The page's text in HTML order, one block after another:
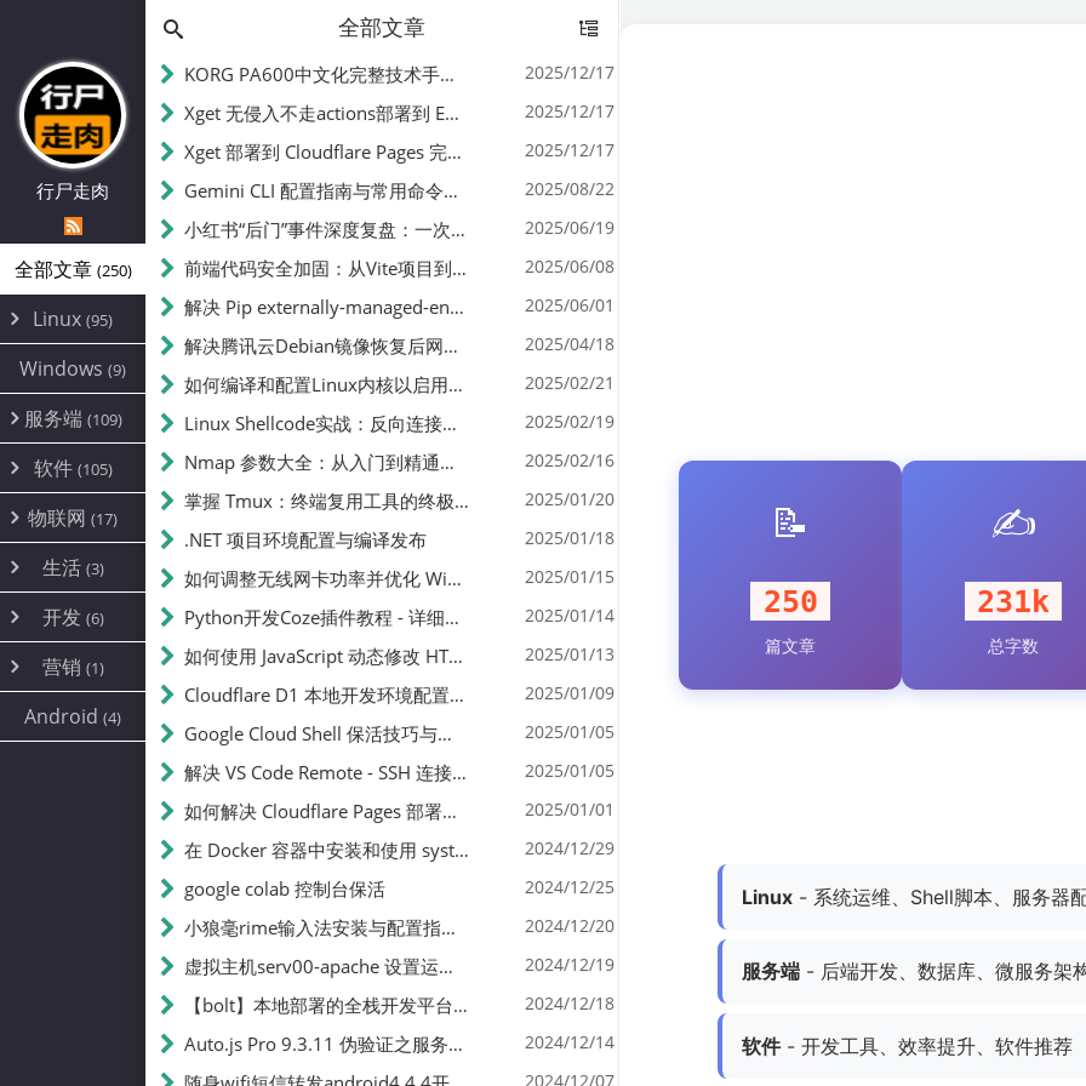
行尸走肉
全部文章 (250)
Linux (95)
Alpine
CentOS(17)
Debian(24)
ProxmoxVE
Ubuntu(7)
Windows (9)
服务端 (109)
环境配置
DD重装(3)
加速优化(34)
面板(12)
容器
游戏 (7)
饥荒(7)
云服务商(4)
WEB源码(6)
建站(5)
软件 (105)
安全(12)
办公(4)
图片 (2)
文件
系统 (35)
AI(10)
物联网 (17)
路由器
随身wifi(1)
mobile(14)
刷机
magisk
生活 (3)
线报
sim卡(1)
开发 (6)
编译
JavaScript(2)
python(2)
营销 (1)
公关(1)
SEO(1)
Android (4)
全部文章
KORG PA600中文化完整技术手册 - 从逆向到实现的全流程指南 2025/12/17
Xget 无侵入不走actions部署到 EdgeOne Pages 指南 2025/12/17
Xget 部署到 Cloudflare Pages 完整指南 - 无需修改源码的构建配置 2025/12/17
Gemini CLI 配置指南与常用命令中文翻译 | API Key、MCP、代理设置 2025/08/22
小红书“后门”事件深度复盘：一次沉默危机下的品牌、技术与流程三重考验 2025/06/19
前端代码安全加固：从Vite项目到纯静态页面的深度混淆技术备忘 2025/06/08
解决 Pip externally-managed-environment 错误：临时与永久绕过方案 2025/06/01
解决腾讯云Debian镜像恢复后网络不通问题 2025/04/18
如何编译和配置Linux内核以启用BBR2 | 内核编译教程 2025/02/21
Linux Shellcode实战：反向连接、持久化、免杀技术详解（MSF,Cobalt Strike）- 从原理到C加载器实现 2025/02/19
Nmap 参数大全：从入门到精通，掌握网络扫描的核心技巧 2025/02/16
掌握 Tmux：终端复用工具的终极指南 2025/01/20
.NET 项目环境配置与编译发布 2025/01/18
如何调整无线网卡功率并优化 Wifite 的功率设置 2025/01/15
Python开发Coze插件教程 - 详细步骤与注意事项 2025/01/14
如何使用 JavaScript 动态修改 HTML 中的权限文本 | 前端开发教程 2025/01/13
Cloudflare D1 本地开发环境配置指南 | CF Pages Local Development Guide 2025/01/09
Google Cloud Shell 保活技巧与配额时间查看方法 2025/01/05
解决 VS Code Remote - SSH 连接失败问题：从权限问题到成功启动 2025/01/05
如何解决 Cloudflare Pages 部署中的 API Token 权限问题 2025/01/01
在 Docker 容器中安装和使用 systemctl 的完整指南 2024/12/29
google colab 控制台保活 2024/12/25
小狼毫rime输入法安装与配置指南：从基础到高级自定义 2024/12/20
虚拟主机serv00-apache 设置运行目录 2024/12/19
【bolt】本地部署的全栈开发平台，支持本地及众多API，本地一键生成应用，部署教程 2024/12/18
Auto.js Pro 9.3.11 伪验证之服务器接口 Nginx 版 2024/12/14
2024/12/07
<
>
📝
250
篇文章
✍️
231k
总字数
Linux - 系统运维、Shell脚本、服务器
服务端 - 后端开发、数据库、微服务架
软件- 开发工具、效率提升、软件推荐